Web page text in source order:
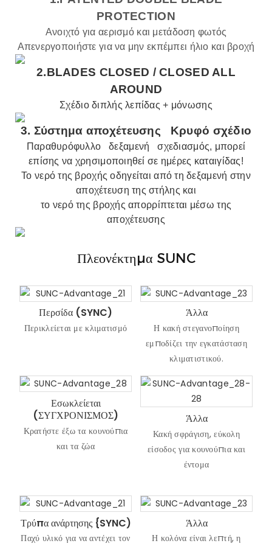
PROTECTION
Ανοιχτό για αερισμό και μετάδοση φωτός
Απενεργοποιήστε για να μην εκπέμπει ήλιο και βροχή
2.BLADES CLOSED /CLOSED ALL
AROUND
Σχέδιο διπλής λεπίδας + μόνωσης
3. Σύστημα αποχέτευσης Κρυφό σχέδιο
Παραθυρόφυλλο δεξαμενή
σχεδιασμός, μπορεί
επίσης να χρησιμοποιηθεί σε ημέρες καταιγίδας!
Το νερό της βροχής οδηγείται από τη δεξαμενή στην
αποχέτευση της στήλης και
το νερό της βροχής απορρίπτεται μέσω της
αποχέτευσης
Πλεονέκτημα SUNC
Περσίδα (SYNC)
Περικλείεται με κλιματισμό
Άλλα
Η κακή στεγανοποίηση
εμποδίζει την εγκατάσταση
κλιματιστικού.
Εσωκλείεται
(ΣΥΓΧΡΟΝΙΣΜΟΣ)
Κρατήστε έξω τα κουνούπια
και τα ζώα
Άλλα
Κακή σφράγιση, εύκολη
είσοδος για κουνούπια και
έντομα
Τρύπα ανάρτησης {SYNC)
Παχύ υλικό για να αντέχει τον
Άλλα
Η κολόνα είναι λεπτή, η